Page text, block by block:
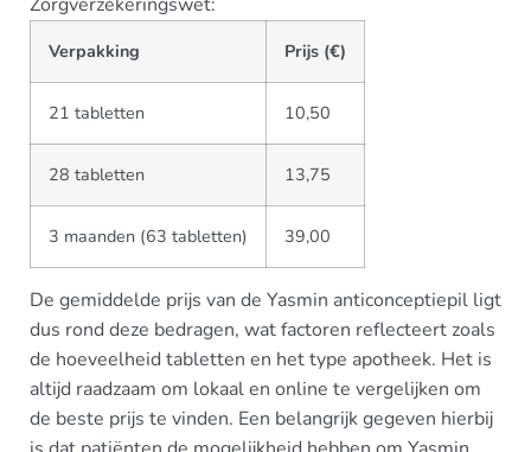
Verpakking Prijs (€)
21 tabletten 10,50
28 tabletten 13,75
3 maanden (63 tabletten) 39,00
De gemiddelde prijs van de Yasmin anticonceptiepil ligt
dus rond deze bedragen, wat factoren reflecteert zoals
de hoeveelheid tabletten en het type apotheek. Het is
altijd raadzaam om lokaal en online te vergelijken om
de beste prijs te vinden. Een belangrijk gegeven hierbij